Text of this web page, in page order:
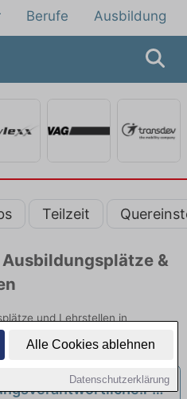
Alle Cookies ablehnen
Datenschutzerklärung
Berufe Ausbildung
Teilzeit
&
und Lehrstellen in
und Service.
/